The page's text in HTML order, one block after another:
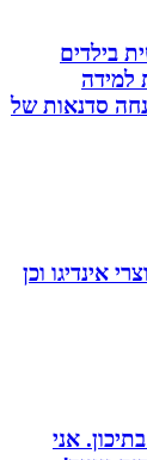
של
וכן
אני